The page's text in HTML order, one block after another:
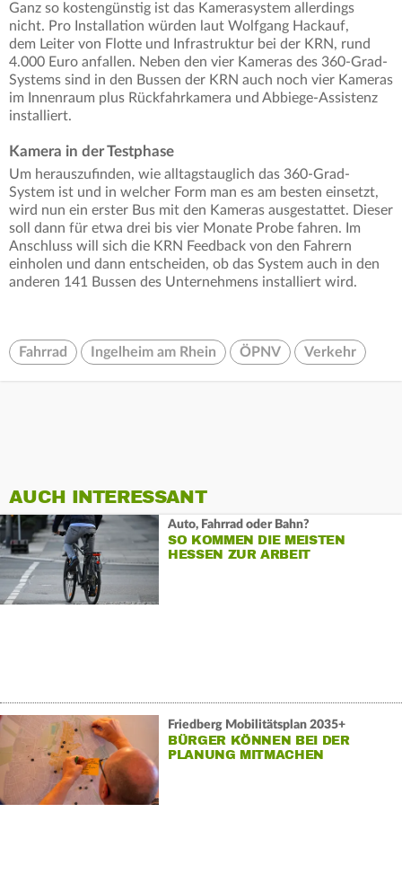
Ganz so kostengünstig ist das Kamerasystem allerdings
nicht. Pro Installation würden laut Wolfgang Hackauf,
dem Leiter von Flotte und Infrastruktur bei der KRN, rund
4.000 Euro anfallen. Neben den vier Kameras des 360-Grad-
Systems sind in den Bussen der KRN auch noch vier Kameras
im Innenraum plus Rückfahrkamera und Abbiege-Assistenz
installiert.
Kamera in der Testphase
Um herauszufinden, wie alltagstauglich das 360-Grad-
System ist und in welcher Form man es am besten einsetzt,
wird nun ein erster Bus mit den Kameras ausgestattet. Dieser
soll dann für etwa drei bis vier Monate Probe fahren. Im
Anschluss will sich die KRN Feedback von den Fahrern
einholen und dann entscheiden, ob das System auch in den
anderen 141 Bussen des Unternehmens installiert wird.
Fahrrad Ingelheim am Rhein ÖPNV Verkehr
AUCH INTERESSANT
Auto, Fahrrad oder Bahn?
SO KOMMEN DIE MEISTEN
HESSEN ZUR ARBEIT
Friedberg Mobilitätsplan 2035+
BÜRGER KÖNNEN BEI DER
PLANUNG MITMACHEN